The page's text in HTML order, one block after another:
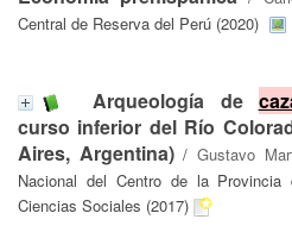
Central de Reserva del Perú (2020)
Arqueología de
curso inferior del Río
Aires, Argentina)/ Gustavo
Nacional del Centro de la
Ciencias Sociales (2017)